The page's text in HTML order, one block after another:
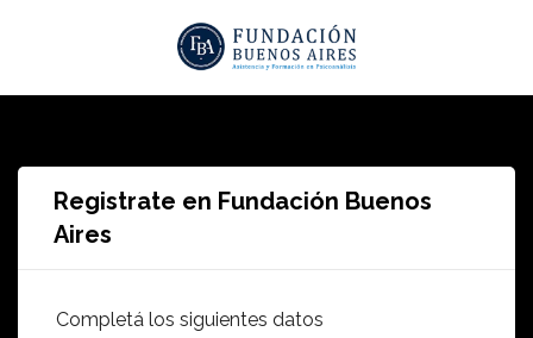
Registrate en Fundación Buenos
Aires
Completá los siguientes datos